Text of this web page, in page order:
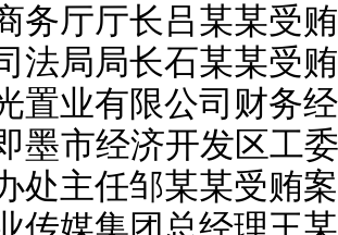
务厅厅长吕某某受
法局局长石某某受
置业有限公司财务
墨市经济开发区工
处主任邹某某受贿